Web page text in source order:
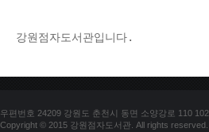
강원점자도서관입니다.
우편번호 24209 강원도 춘천시 동면 소양강로 110
Copyright © 2015 강원점자도서관. All rights reserved.